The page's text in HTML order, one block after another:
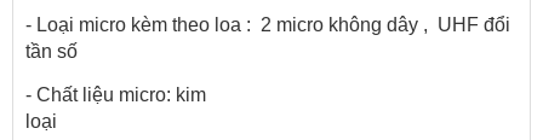
- Loại micro kèm theo loa :  2 micro không dây ,  UHF đổi
tần số
- Chất liệu micro: kim